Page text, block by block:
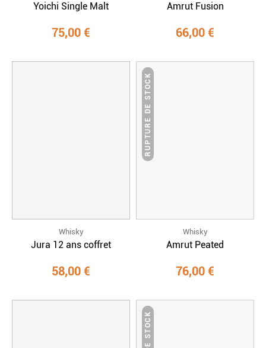
Yoichi Single Malt
75,00 €
Amrut Fusion
66,00 €
Whisky
Jura 12 ans coffret
58,00 €
RUPTURE DE STOCK
Whisky
Amrut Peated
76,00 €